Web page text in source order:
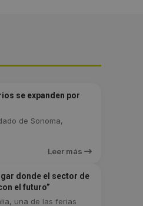
se expanden por
de Sonoma,
Leer más
donde el sector de
el futuro”
una de las ferias